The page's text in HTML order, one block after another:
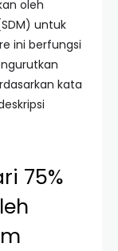
oleh
untuk
ini berfungsi
kata
75%